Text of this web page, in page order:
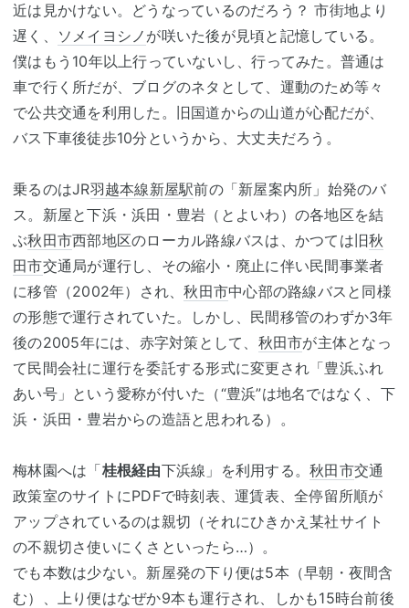
近は見かけない。どうなっているのだろう？ 市街地より
遅く、
ソメイヨシノ が咲いた後が見頃と記憶している。
僕はもう10年以上行っていないし、行ってみた。普通は
車で行く所だが、ブログのネタとして、運動のため等々
で公共交通を利用した。旧国道からの山道が心配だが、
バス下車後徒歩10分というから、大丈夫だろう。
乗るのはJR羽越本線新屋駅前の「新屋案内所」始発のバ
ス。新屋と下浜・浜田・豊岩（とよいわ）の各地区を結
ぶ秋田市西部地区のローカル路線バスは、かつては旧秋
田市交通局が運行し、その縮小・廃止に伴い民間事業者
に移管（2002年）され、秋田市中心部の路線バスと同様
の形態で運行されていた。しかし、民間移管のわずか3年
後の2005年には、赤字対策として、 秋田市が主体となっ
て民間会社に運行を委託する形式に変更され「豊浜ふれ
あい号」という愛称が付いた（“豊浜”は地名ではなく、下
浜・浜田・豊岩からの造語と思われる）。
梅林園へは「桂根経由下浜線」を利用する。 秋田市交通
政策室のサイトにPDFで時刻表、運賃表、全停留所順が
アップされているのは親切（それにひきかえ某社サイト
の不親切さ使いにくさといったら…）。
でも本数は少ない。新屋発の下り便は5本（早朝・夜間含
む）、上り便はなぜか9本も運行され、しかも15時台前後